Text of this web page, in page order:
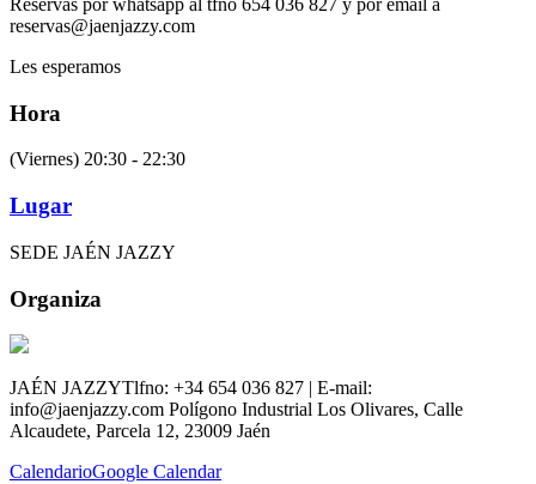
Reservas por whatsapp al tfno 654 036 827 y por email a
reservas@jaenjazzy.com
Les esperamos
Hora
(Viernes) 20:30 - 22:30
Lugar
SEDE JAÉN JAZZY
Organiza
JAÉN JAZZYTlfno: +34 654 036 827 | E-mail:
info@jaenjazzy.com Polígono Industrial Los Olivares, Calle
Alcaudete, Parcela 12, 23009 Jaén
CalendarioGoogle Calendar